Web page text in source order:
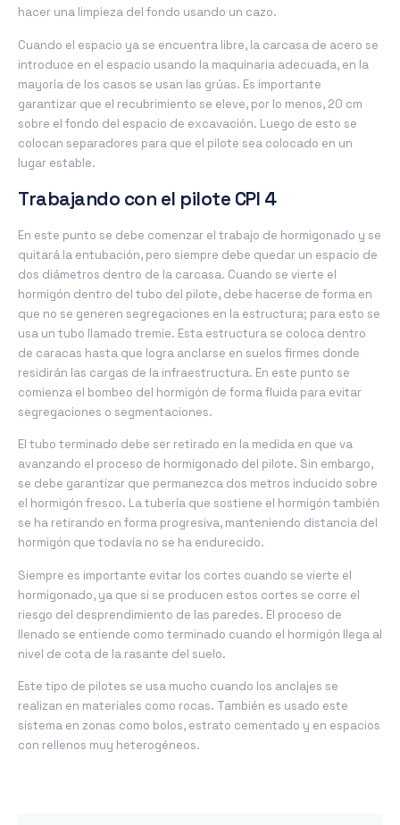
hacer una limpieza del fondo usando un cazo.
Cuando el espacio ya se encuentra libre, la carcasa de acero se
introduce en el espacio usando la maquinaria adecuada, en la
mayoría de los casos se usan las grúas. Es importante
garantizar que el recubrimiento se eleve, por lo menos, 20 cm
sobre el fondo del espacio de excavación. Luego de esto se
colocan separadores para que el pilote sea colocado en un
lugar estable.
Trabajando con el pilote CPI 4
En este punto se debe comenzar el trabajo de hormigonado y se
quitará la entubación, pero siempre debe quedar un espacio de
dos diámetros dentro de la carcasa. Cuando se vierte el
hormigón dentro del tubo del pilote, debe hacerse de forma en
que no se generen segregaciones en la estructura; para esto se
usa un tubo llamado tremie. Esta estructura se coloca dentro
de caracas hasta que logra anclarse en suelos firmes donde
residirán las cargas de la infraestructura. En este punto se
comienza el bombeo del hormigón de forma fluida para evitar
segregaciones o segmentaciones.
El tubo terminado debe ser retirado en la medida en que va
avanzando el proceso de hormigonado del pilote. Sin embargo,
se debe garantizar que permanezca dos metros inducido sobre
el hormigón fresco. La tubería que sostiene el hormigón también
se ha retirando en forma progresiva, manteniendo distancia del
hormigón que todavía no se ha endurecido.
Siempre es importante evitar los cortes cuando se vierte el
hormigonado, ya que si se producen estos cortes se corre el
riesgo del desprendimiento de las paredes. El proceso de
llenado se entiende como terminado cuando el hormigón llega al
nivel de cota de la rasante del suelo.
Este tipo de pilotes se usa mucho cuando los anclajes se
realizan en materiales como rocas. También es usado este
sistema en zonas como bolos, estrato cementado y en espacios
con rellenos muy heterogéneos.